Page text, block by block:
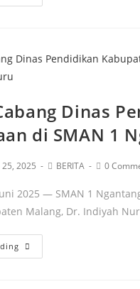
Dinas
di SMAN 1
25, 2025 BERITA 0
2025 — SMAN 1
Malang, Dr. Indiyah